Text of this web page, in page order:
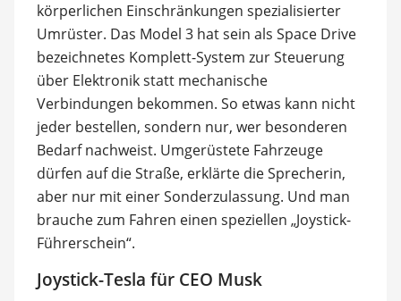
körperlichen Einschränkungen spezialisierter
Umrüster. Das Model 3 hat sein als Space Drive
bezeichnetes Komplett-System zur Steuerung
über Elektronik statt mechanische
Verbindungen bekommen. So etwas kann nicht
jeder bestellen, sondern nur, wer besonderen
Bedarf nachweist. Umgerüstete Fahrzeuge
dürfen auf die Straße, erklärte die Sprecherin,
aber nur mit einer Sonderzulassung. Und man
brauche zum Fahren einen speziellen „Joystick-
Führerschein“.
Joystick-Tesla für CEO Musk